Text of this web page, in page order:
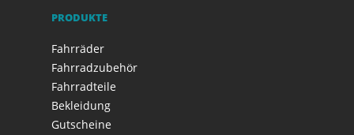
PRODUKTE
Fahrräder
Fahrradzubehör
Fahrradteile
Bekleidung
Gutscheine